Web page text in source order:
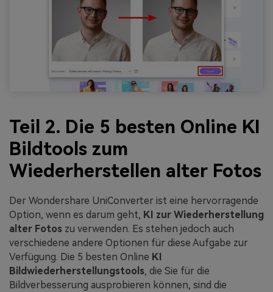
Teil 2. Die 5 besten Online KI
Bildtools zum
Wiederherstellen alter Fotos
Der Wondershare UniConverter ist eine hervorragende
Option, wenn es darum geht, KI zur Wiederherstellung
alter Fotos zu verwenden. Es stehen jedoch auch
verschiedene andere Optionen für diese Aufgabe zur
Verfügung. Die 5 besten Online KI
Bildwiederherstellungstools, die Sie für die
Bildverbesserung ausprobieren können, sind die